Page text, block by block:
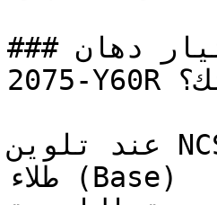
### ما الذي يجب الانتباه له عند اختيار دهان NCS S
2075-Y60R لغرفتك؟
عند تلوين NCS S 2075-Y60R، تأكد من استخدام أساس
طلاء (Base) أبيض عالي الجودة للحفاظ على دقة ونقاء